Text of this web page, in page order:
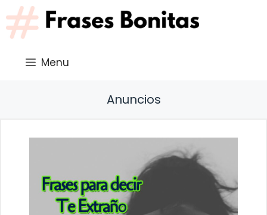
Saltar
al
contenido
Menu
Anuncios